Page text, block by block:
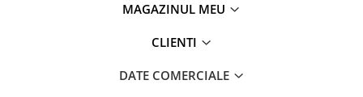
MAGAZINUL MEU
CLIENTI
DATE COMERCIALE